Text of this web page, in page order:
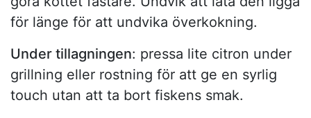
för länge för att undvika överkokning.
Under tillagningen: pressa lite citron under
grillning eller rostning för att ge en syrlig
touch utan att ta bort fiskens smak.